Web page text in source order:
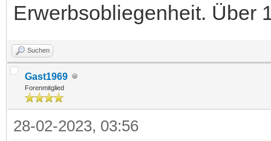
Erwerbsobliegenheit. Über
Suchen
Gast1969
Forenmitglied
28-02-2023, 03:56